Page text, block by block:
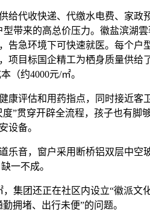
收快递、代缴水电费、家政
型带来的高总价压力。徽盐滨湖
告急环境下可快速就医。每个
项目标国企精工为栖身质量供给
（约4000元/㎡。
估和用药指点，同时接近客
”贯穿开辟全流程，孩子也有脚
设备。
，窗户采用断桥铝双层中空玻
一不成。
团还正在社区内设立“徽派文
拥堵、出行未便”的问题。